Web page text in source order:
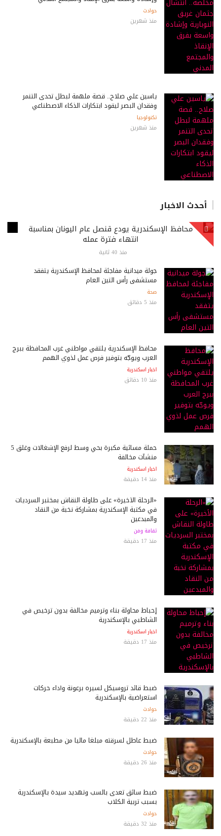
حوادث
منذ شهرين
ياسين علي صلاح.. قصة ملهمة لبطل تحدى التنمر
وفقدان البصر ليقود ابتكارات الذكاء الاصطناعي
تكنولوجيا
منذ شهرين
أحدث الاخبار
محافظ الإسكندرية يودع قنصل عام اليونان بمناسبة
انتهاء فترة عمله
منذ 40 ثانية
جولة ميدانية مفاجئة لمحافظ الإسكندرية يتفقد
مستشفى رأس التين العام
صحة
منذ 5 دقائق
محافظ الإسكندرية يلتقي مواطني غرب المحافظة ببرج
العرب ويوجّه بتوفير فرص عمل لذوي الهمم
اخبار اسكندرية
منذ 10 دقائق
حملة مسائية مكبرة بحي وسط لرفع الإشغالات وغلق 5
منشآت مخالفة
اخبار اسكندرية
منذ 14 دقيقة
«الرحلة الأخيرة» على طاولة النقاش بمختبر السرديات
في مكتبة الإسكندرية بمشاركة نخبة من النقاد
والمبدعين
ثقافة وفن
منذ 17 دقيقة
إحباط محاولة بناء وترميم مخالفة بدون ترخيص في
الشاطبي بالإسكندرية
اخبار اسكندرية
منذ 17 دقيقة
ضبط قائد تروسيكل لسيره برعونة وأداء حركات
استعراضية بالإسكندرية
حوادث
منذ 22 دقيقة
ضبط عاطل لسرقته مبلغاً مالياً من مطبعة بالإسكندرية
حوادث
منذ 26 دقيقة
ضبط سائق تعدى بالسب وتهديد سيدة بالإسكندرية
بسبب تربية الكلاب
حوادث
منذ 32 دقيقة